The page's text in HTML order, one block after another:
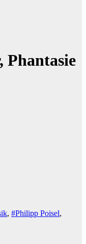
Phantasie
, #Philipp Poisel,